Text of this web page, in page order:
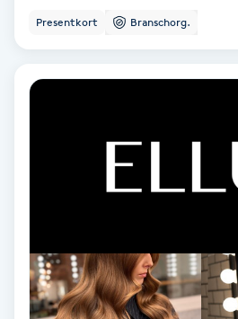
Herrklippning
HIFU
Presentkort Branschorg.